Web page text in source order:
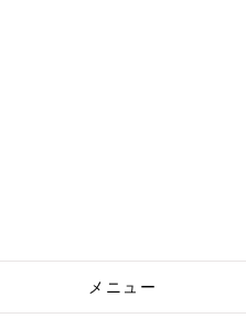
メニュー